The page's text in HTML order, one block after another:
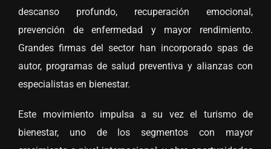
descanso profundo, recuperación emocional,
prevención de enfermedad y mayor rendimiento.
Grandes firmas del sector han incorporado spas de
autor, programas de salud preventiva y alianzas con
especialistas en bienestar.
Este movimiento impulsa a su vez el turismo de
bienestar, uno de los segmentos con mayor